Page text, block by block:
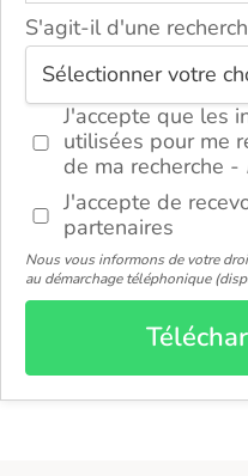
S'agit-il d'une
J'accepte que les
utilisées pour me
de ma recherche -
J'accepte de
partenaires
Nous vous informons de votre
au démarchage téléphonique